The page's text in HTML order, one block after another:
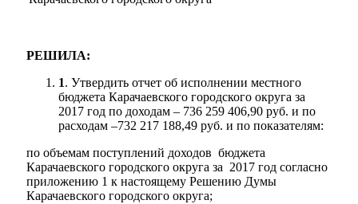
РЕШИЛА:
1. Утвердить отчет об исполнении местного
бюджета Карачаевского городского округа за
2017 год по доходам – 736 259 406,90 руб. и по
расходам –732 217 188,49 руб. и по показателям:
по объемам поступлений доходов бюджета
Карачаевского городского округа за 2017 год согласно
приложению 1 к настоящему Решению Думы
Карачаевского городского округа;
Мэр